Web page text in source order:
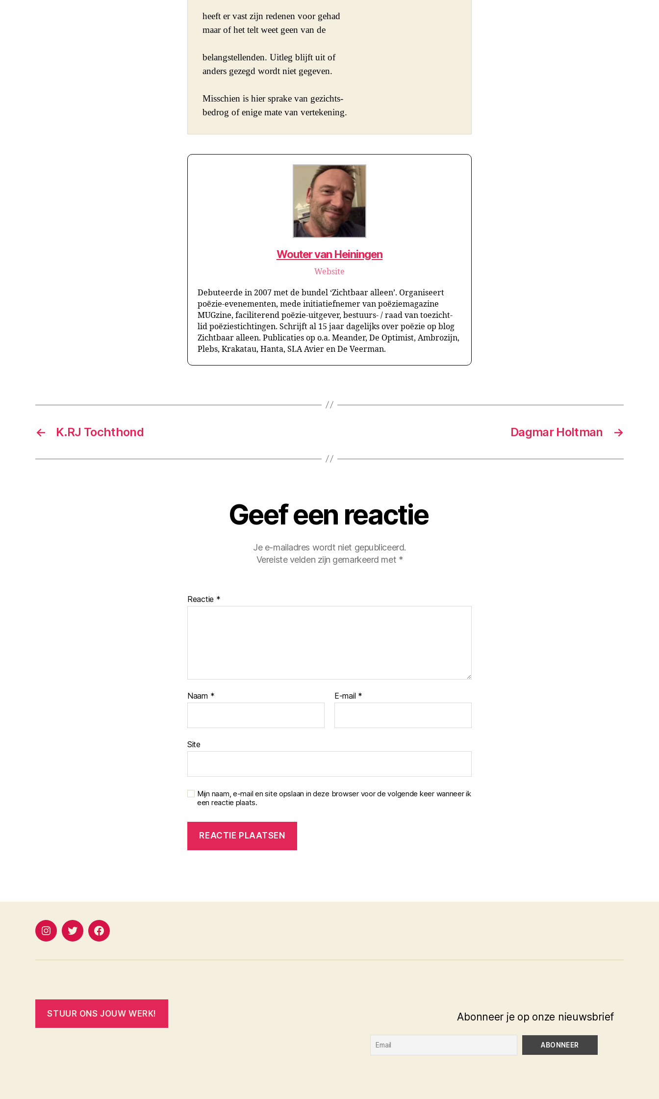
heeft er vast zijn redenen voor gehad
maar of het telt weet geen van de
belangstellenden. Uitleg blijft uit of
anders gezegd wordt niet gegeven.
Misschien is hier sprake van gezichts-
bedrog of enige mate van vertekening.
Wouter van Heiningen
Website
Debuteerde in 2007 met de bundel ‘Zichtbaar alleen’. Organiseert
poëzie-evenementen, mede initiatiefnemer van poëziemagazine
MUGzine, faciliterend poëzie-uitgever, bestuurs- / raad van toezicht-
lid poëziestichtingen. Schrijft al 15 jaar dagelijks over poëzie op blog
Zichtbaar alleen. Publicaties op o.a. Meander, De Optimist, Ambrozijn,
Plebs, Krakatau, Hanta, SLA Avier en De Veerman.
← K.RJ Tochthond →
Dagmar Holtman
Geef een reactie
Je e-mailadres wordt niet gepubliceerd.
Vereiste velden zijn gemarkeerd met *
Reactie *
Naam * E-mail *
Site
Mijn naam, e-mail en site opslaan in deze browser voor de volgende keer wanneer ik
een reactie plaats.
instagramtwitterfacebook
STUUR ONS JOUW WERK! Abonneer je op onze nieuwsbrief